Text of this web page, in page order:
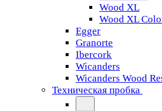
Wood XL
Wood XL
Egger
Granorte
Ibercork
Wicanders
Wicanders Wood
Техническая пробка